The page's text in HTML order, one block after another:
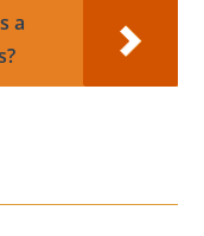
a